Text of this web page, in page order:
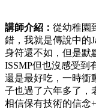
講師介紹： 從幼稚園
錯，我就是傳說中的
身符還不如，但是默
ISSMP但也沒感受到
還是最好吃，一時衝
子也過了六年多了，
相信保有技術的信念